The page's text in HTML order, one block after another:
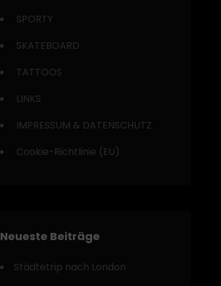
SPORTY
SKATEBOARD
TATTOOS
LINKS
IMPRESSUM & DATENSCHUTZ
Cookie-Richtlinie (EU)
Neueste Beiträge
Städtetrip nach London